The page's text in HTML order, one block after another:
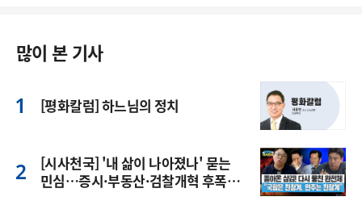
많이 본 기사
[평화칼럼] 하느님의 정치
[시사천국] '내 삶이 나아졌나' 묻는
민심…증시·부동산·검찰개혁 후폭